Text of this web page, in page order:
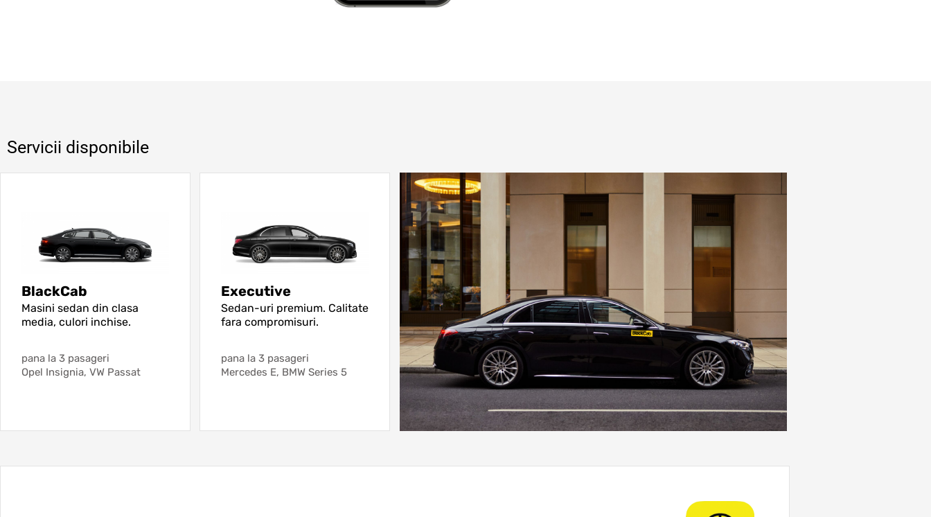
Servicii disponibile
BlackCab
Masini sedan din clasa
media, culori inchise.
pana la 3 pasageri
Opel Insignia, VW Passat
Executive
Sedan-uri premium. Calitate
fara compromisuri.
pana la 3 pasageri
Mercedes E, BMW Series 5